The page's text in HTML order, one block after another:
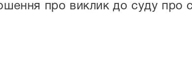
про виклик до суду про